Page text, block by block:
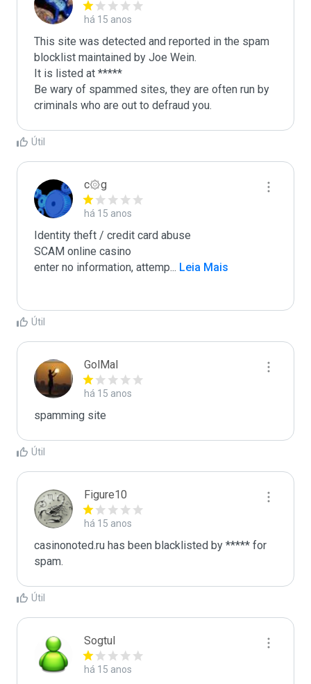
há 15 anos
This site was detected and reported in the spam
blocklist maintained by Joe Wein.
It is listed at *****
Be wary of spammed sites, they are often run by
criminals who are out to defraud you.
Útil
c۞g
há 15 anos
Identity theft / credit card abuse
SCAM online casino
enter no information, attemp... Leia Mais
Útil
GolMal
há 15 anos
spamming site
Útil
Figure10
há 15 anos
casinonoted.ru has been blacklisted by ***** for
spam.
Útil
Sogtul
há 15 anos